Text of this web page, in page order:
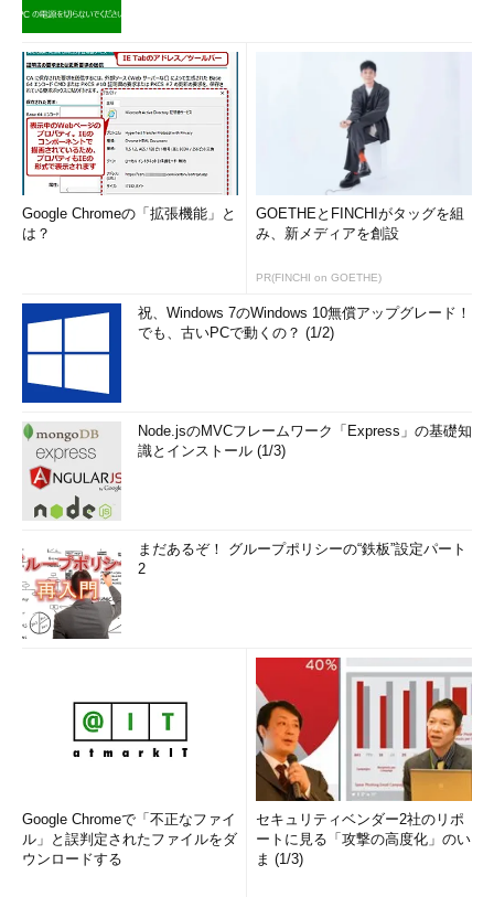
Google Chromeの「拡張機能」と
は？
GOETHEとFINCHIがタッグを組
み、新メディアを創設
PR(FINCHI on GOETHE)
祝、Windows 7のWindows 10無償アップグレード！
でも、古いPCで動くの？ (1/2)
Node.jsのMVCフレームワーク「Express」の基礎知
識とインストール (1/3)
まだあるぞ！ グループポリシーの“鉄板”設定パート
2
Google Chromeで「不正なファイ
ル」と誤判定されたファイルをダ
ウンロードする
セキュリティベンダー2社のリポ
ートに見る「攻撃の高度化」のい
ま (1/3)